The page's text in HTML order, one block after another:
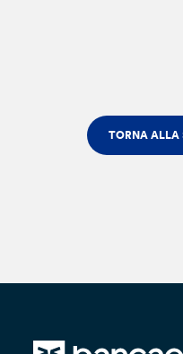
TORNA ALLA